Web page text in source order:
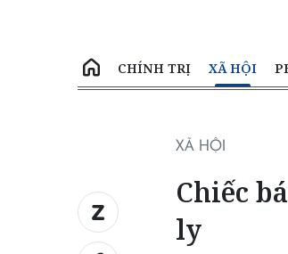
CHÍNH TRỊ XÃ HỘI
XÃ HỘI
Chiếc
ly